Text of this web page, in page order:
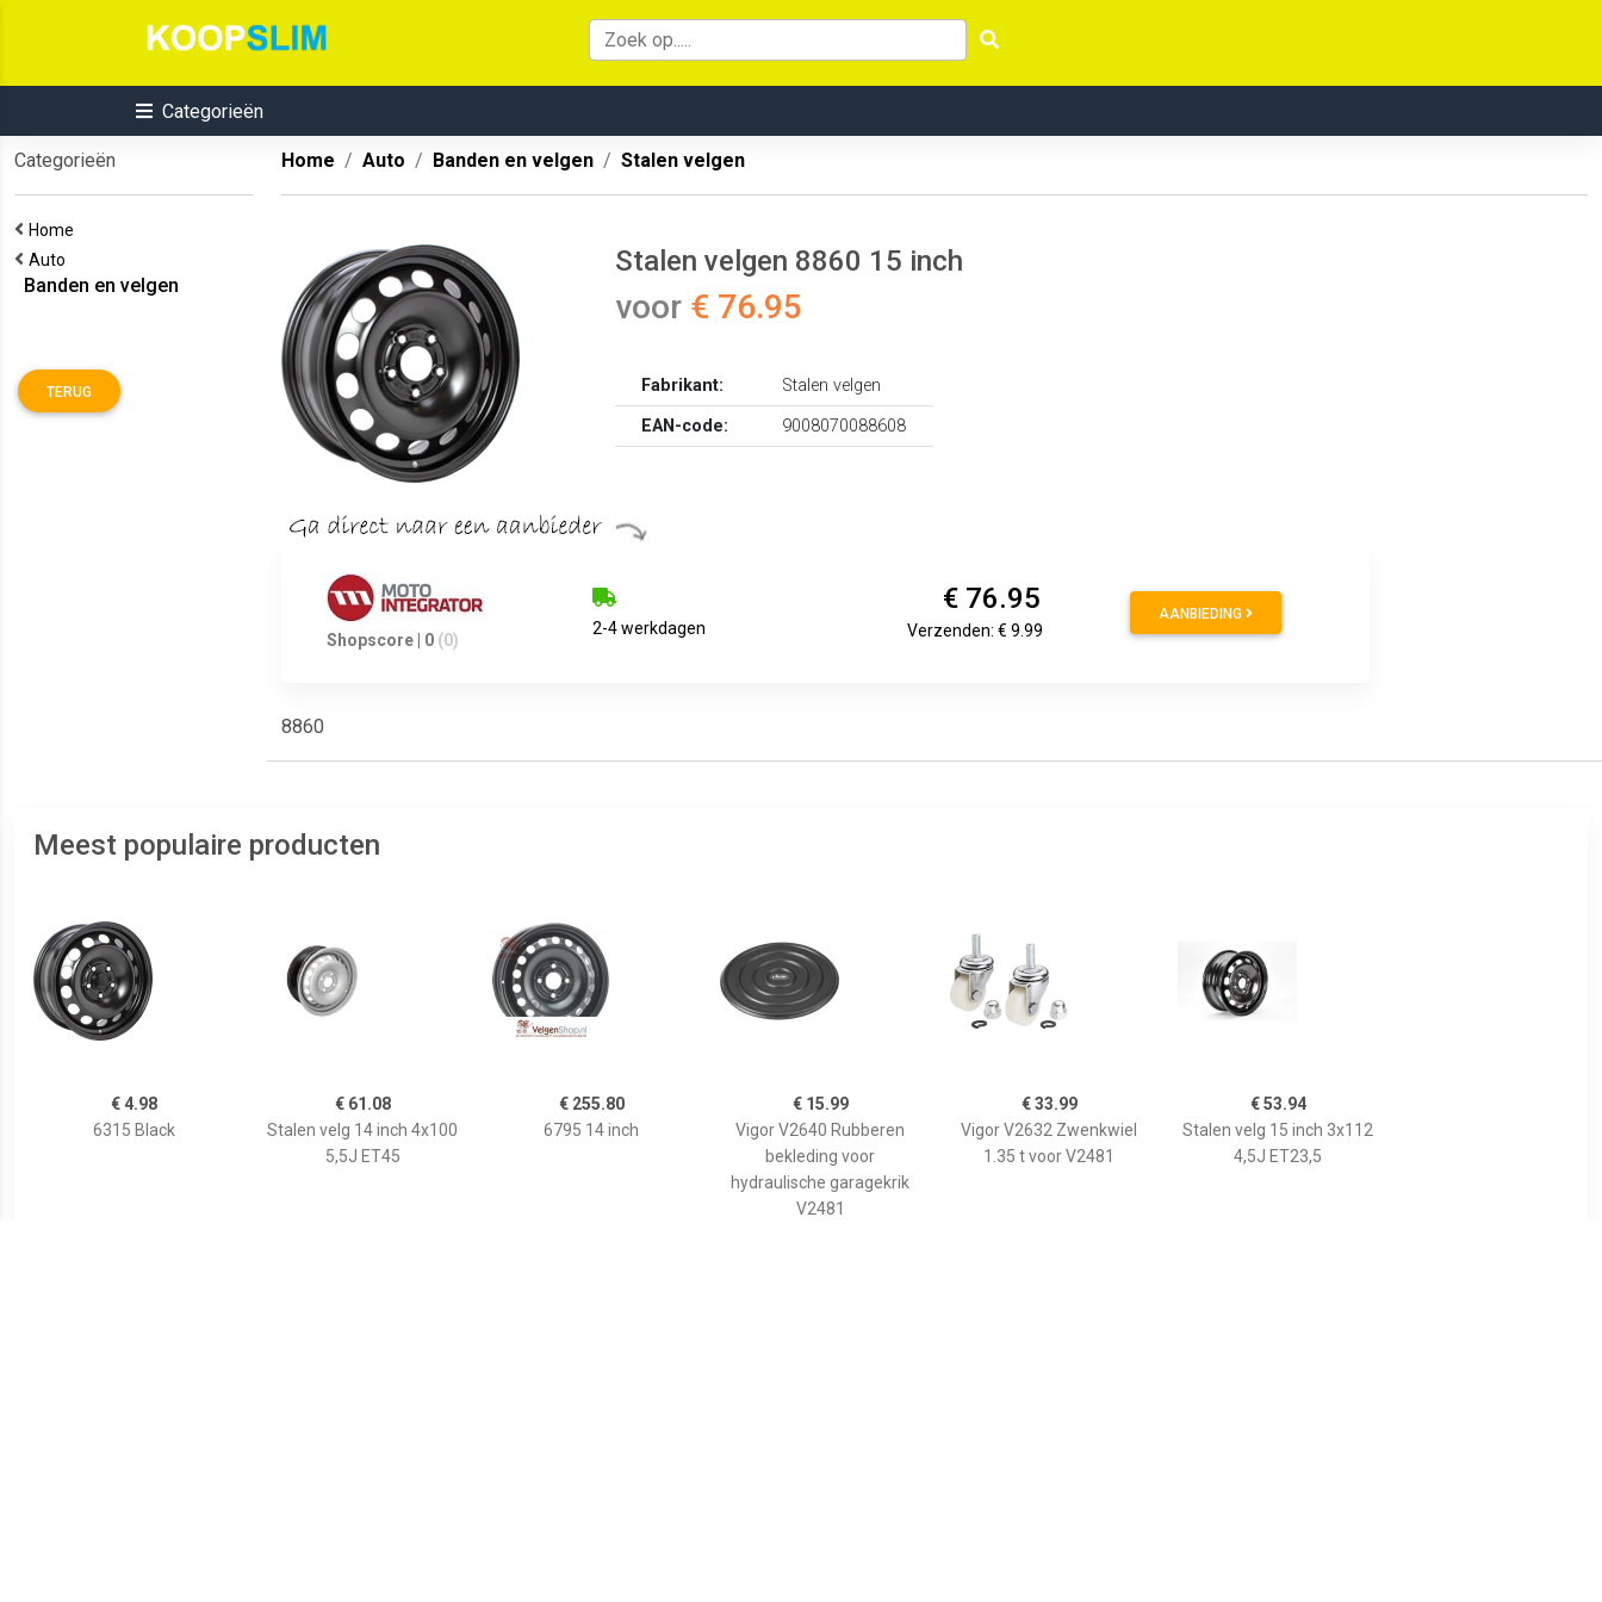
Categorieën
Categorieën
Home
Auto
Banden en velgen
TERUG
Home Auto Banden en velgen Stalen velgen
Stalen velgen 8860 15 inch
voor € 76.95
Fabrikant:
Stalen velgen
EAN-code:
9008070088608
Shopscore | 0 (0)
2-4 werkdagen
€ 76.95
Verzenden: € 9.99
AANBIEDING
8860
Meest populaire producten
€ 4.98
6315 Black
€ 61.08
Stalen velg 14 inch 4x100
5,5J ET45
€ 255.80
6795 14 inch
€ 15.99
Vigor V2640 Rubberen
bekleding voor
hydraulische garagekrik
V2481
€ 33.99
Vigor V2632 Zwenkwiel
1.35 t voor V2481
€ 53.94
Stalen velg 15 inch 3x112
4,5J ET23,5